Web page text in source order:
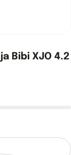
Bibi XJO 4.2